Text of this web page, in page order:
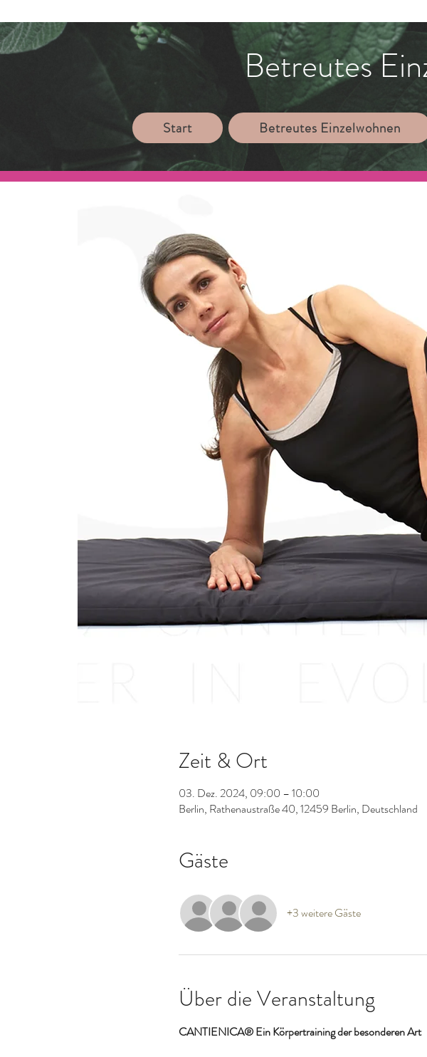
Betreutes
Start Betreutes Einzelwohnen
Zeit & Ort
03. Dez. 2024, 09:00 – 10:00
Berlin, Rathenaustraße 40, 12459 Berlin, Deutschland
Gäste
+3 weitere Gäste
Über die Veranstaltung
CANTIENICA® Ein Körpertraining der besonderen Art